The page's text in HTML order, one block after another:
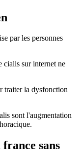
par les personnes
cialis sur internet ne
traiter la dysfonction
sont l'augmentation
sans